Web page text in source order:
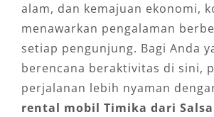
alam, dan kemajuan ekonomi,
menawarkan pengalaman
setiap pengunjung. Bagi Anda
berencana beraktivitas di sini,
perjalanan lebih nyaman
rental mobil Timika dari